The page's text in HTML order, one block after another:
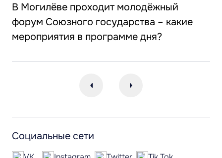
В Могилёве проходит молодёжный
форум Союзного государства – какие
мероприятия в программе дня?
Социальные сети